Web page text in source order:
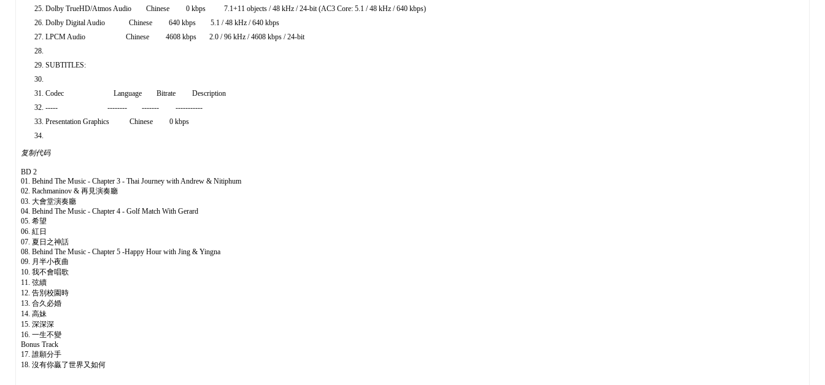
Dolby TrueHD/Atmos Audio Chinese 0 kbps 7.1+11 objects / 48 kHz / 24-bit (AC3 Core: 5.1 / 48 kHz / 640 kbps)
Dolby Digital Audio Chinese 640 kbps 5.1 / 48 kHz / 640 kbps
LPCM Audio Chinese 4608 kbps 2.0 / 96 kHz / 4608 kbps / 24-bit
SUBTITLES:
Codec Language Bitrate Description
----- -------- ------- -----------
Presentation Graphics Chinese 0 kbps
复制代码
BD 2
01. Behind The Music - Chapter 3 - Thai Journey with Andrew & Nitiphum
02. Rachmaninov & 再見演奏廳
03. 大會堂演奏廳
04. Behind The Music - Chapter 4 - Golf Match With Gerard
05. 希望
06. 紅日
07. 夏日之神話
08. Behind The Music - Chapter 5 -Happy Hour with Jing & Yingna
09. 月半小夜曲
10. 我不會唱歌
11. 弦續
12. 告別校園時
13. 合久必婚
14. 高妹
15. 深深深
16. 一生不變
Bonus Track
17. 誰願分手
18. 沒有你贏了世界又如何